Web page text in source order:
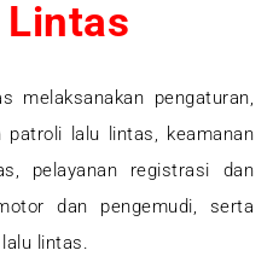
melaksanakan pengaturan,
patroli lalu lintas, keamanan
pelayanan registrasi dan
dan pengemudi, serta
lintas.